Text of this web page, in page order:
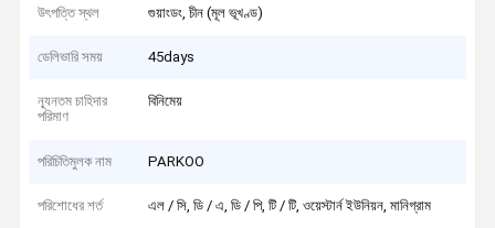
উৎপত্তি স্থল গুয়াংডং, চীন (মূল ভূখণ্ড)
ডেলিভারি সময় 45days
ন্যূনতম চাহিদার
পরিমাণ
বিনিমেয়
পরিচিতিমুলক নাম PARKOO
পরিশোধের শর্ত এল / সি, ডি / এ, ডি / পি, টি / টি, ওয়েস্টার্ন ইউনিয়ন, মানিগ্রাম